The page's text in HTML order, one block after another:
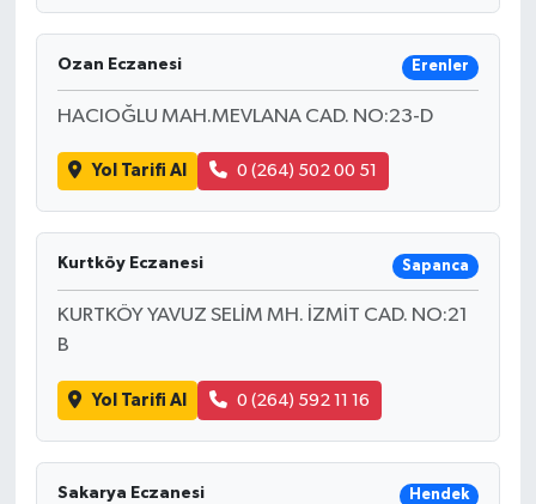
Ozan Eczanesi Erenler
HACIOĞLU MAH.MEVLANA CAD. NO:23-D
Yol Tarifi Al 0 (264) 502 00 51
Kurtköy Eczanesi Sapanca
KURTKÖY YAVUZ SELİM MH. İZMİT CAD. NO:21
B
Yol Tarifi Al 0 (264) 592 11 16
Sakarya Eczanesi Hendek